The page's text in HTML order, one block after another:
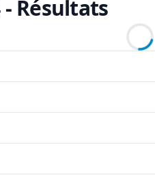
Résultats